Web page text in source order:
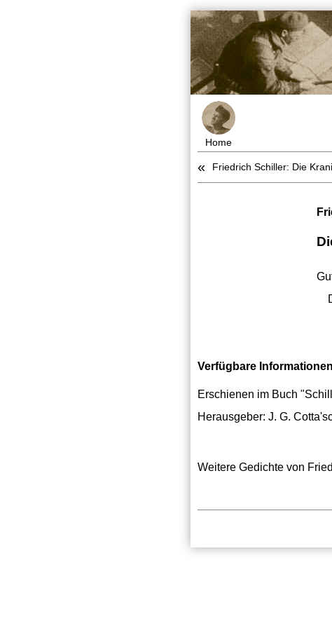
Home
« Friedrich Schiller: Die
Verfügbare
Erschienen im Buch
Herausgeber: J. G.
Weitere Gedichte von